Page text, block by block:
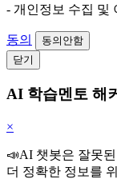
- 개인정보 수집 및
동의
동의안함
닫기
AI 학습멘토 해
×
📣AI 챗봇은 잘못
더 정확한 정보를